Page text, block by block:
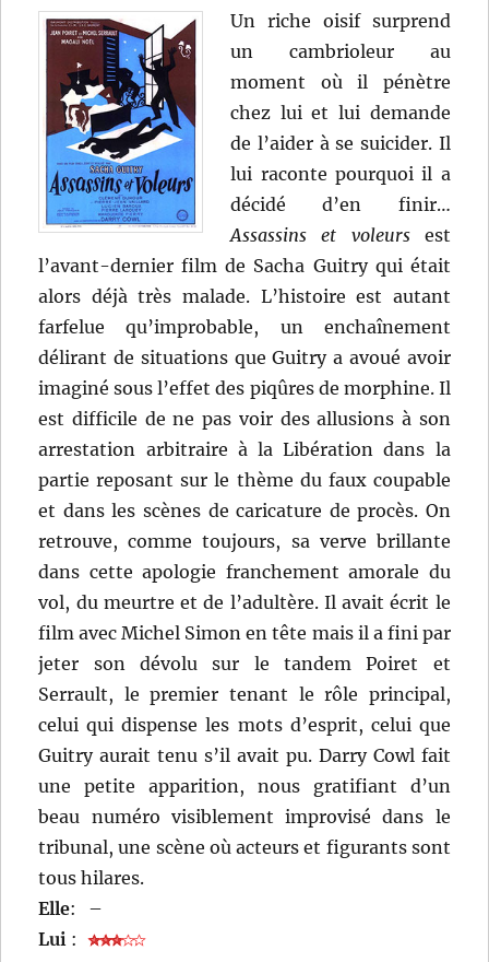
Un riche oisif surprend
un cambrioleur au
moment où il pénètre
chez lui et lui demande
de l’aider à se suicider. Il
lui raconte pourquoi il a
décidé d’en finir…
Assassins et voleursest
l’avant-dernier film de Sacha Guitry qui était
alors déjà très malade. L’histoire est autant
farfelue qu’improbable, un enchaînement
délirant de situations que Guitry a avoué avoir
imaginé sous l’effet des piqûres de morphine. Il
est difficile de ne pas voir des allusions à son
arrestation arbitraire à la Libération dans la
partie reposant sur le thème du faux coupable
et dans les scènes de caricature de procès. On
retrouve, comme toujours, sa verve brillante
dans cette apologie franchement amorale du
vol, du meurtre et de l’adultère. Il avait écrit le
film avec Michel Simon en tête mais il a fini par
jeter son dévolu sur le tandem Poiret et
Serrault, le premier tenant le rôle principal,
celui qui dispense les mots d’esprit, celui que
Guitry aurait tenu s’il avait pu. Darry Cowl fait
une petite apparition, nous gratifiant d’un
beau numéro visiblement improvisé dans le
tribunal, une scène où acteurs et figurants sont
tous hilares.
Elle:
–
Lui :